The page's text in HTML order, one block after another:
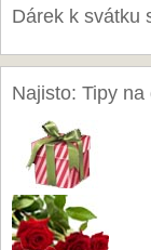
Dárek k svátku
Najisto: Tipy